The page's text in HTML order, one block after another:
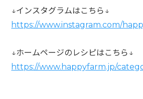
↓インスタグラムはこちら↓
https://www.instagram.com/
↓ホームページのレシピはこちら↓
https://www.happyfarm.jp/